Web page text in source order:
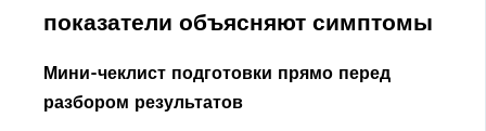
показатели объясняют симптомы
Мини-чеклист подготовки прямо перед
разбором результатов